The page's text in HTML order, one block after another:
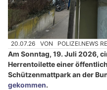
20.07.26 VON POLIZEI.NEWS
Am Sonntag, 19. Juli 2026,
Herrentoilette einer
Schützenmattpark an der
gekommen.